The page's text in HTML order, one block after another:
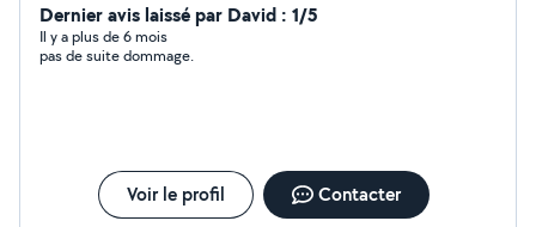
Dernier avis laissé par David : 1/5
Il y a plus de 6 mois
pas de suite dommage.
Voir le profil Contacter